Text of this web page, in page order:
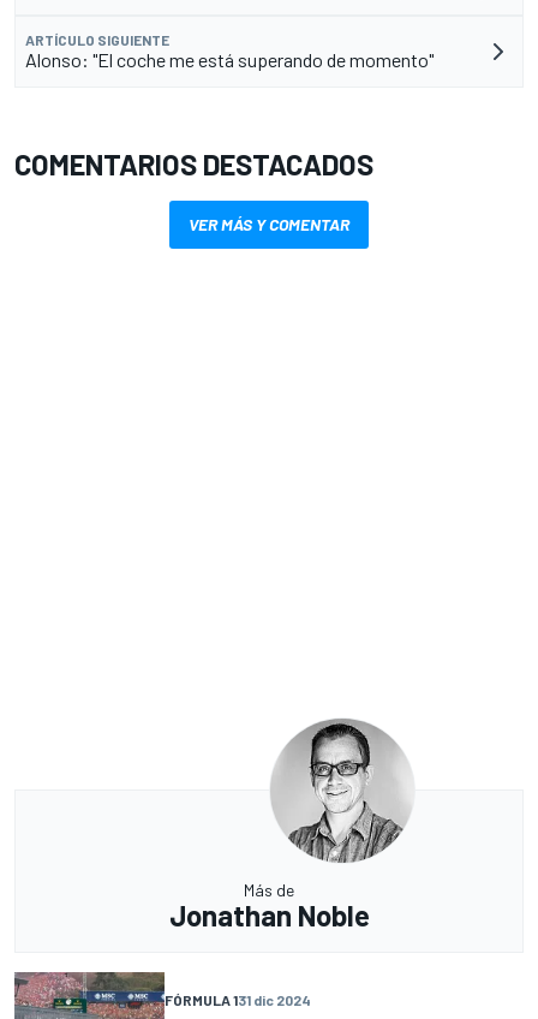
ARTÍCULO SIGUIENTE
Alonso: "El coche me está superando de momento"
COMENTARIOS DESTACADOS
VER MÁS Y COMENTAR
Más de
Jonathan Noble
FÓRMULA 131 dic 2024